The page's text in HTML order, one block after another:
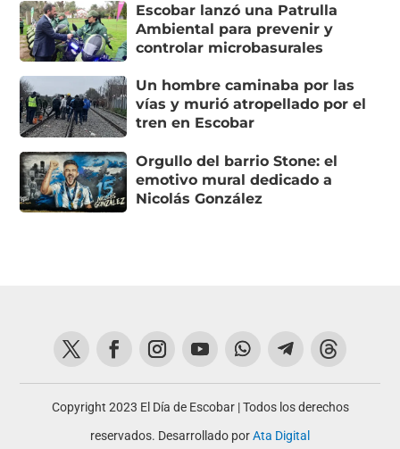
Escobar lanzó una Patrulla
Ambiental para prevenir y
controlar microbasurales
Un hombre caminaba por las
vías y murió atropellado por el
tren en Escobar
Orgullo del barrio Stone: el
emotivo mural dedicado a
Nicolás González
Copyright 2023 El Día de Escobar | Todos los derechos
reservados. Desarrollado porAta Digital